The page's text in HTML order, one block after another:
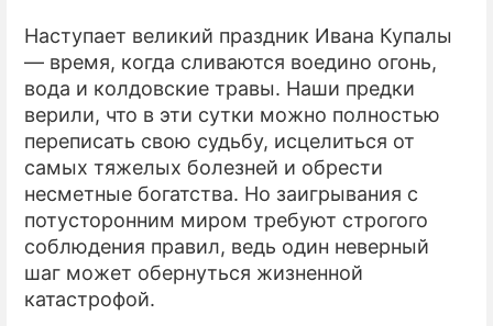
Наступает великий праздник Ивана Купалы
— время, когда сливаются воедино огонь,
вода и колдовские травы. Наши предки
верили, что в эти сутки можно полностью
переписать свою судьбу, исцелиться от
самых тяжелых болезней и обрести
несметные богатства. Но заигрывания с
потусторонним миром требуют строгого
соблюдения правил, ведь один неверный
шаг может обернуться жизненной
катастрофой.